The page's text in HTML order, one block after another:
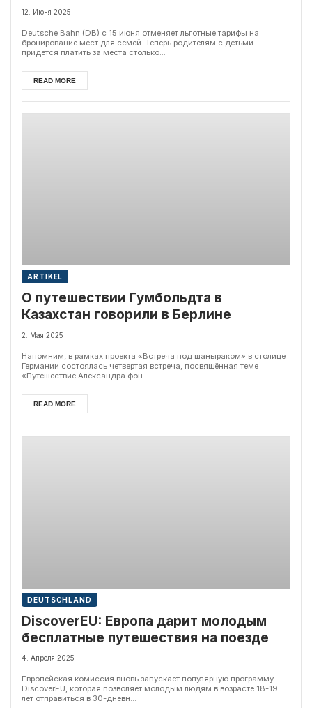
12. Июня 2025
Deutsche Bahn (DB) с 15 июня отменяет льготные тарифы на
бронирование мест для семей. Теперь родителям с детьми
придётся платить за места столько...
READ MORE
ARTIKEL
О путешествии Гумбольдта в
Казахстан говорили в Берлине
2. Мая 2025
Напомним, в рамках проекта «Встреча под шаныраком» в столице
Германии состоялась четвертая встреча, посвящённая теме
«Путешествие Александра фон ...
READ MORE
DEUTSCHLAND
DiscoverEU: Европа дарит молодым
бесплатные путешествия на поезде
4. Апреля 2025
Европейская комиссия вновь запускает популярную программу
DiscoverEU, которая позволяет молодым людям в возрасте 18-19
лет отправиться в 30-дневн...